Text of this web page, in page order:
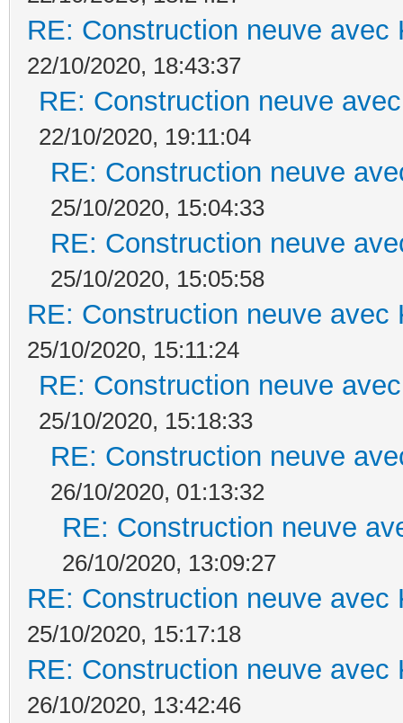
RE: Construction neuve avec
22/10/2020, 18:43:37
RE: Construction neuve
22/10/2020, 19:11:04
RE: Construction neuve
25/10/2020, 15:04:33
RE: Construction neuve
25/10/2020, 15:05:58
RE: Construction neuve avec
25/10/2020, 15:11:24
RE: Construction neuve
25/10/2020, 15:18:33
RE: Construction neuve
26/10/2020, 01:13:32
RE: Construction neuve
26/10/2020, 13:09:27
RE: Construction neuve avec
25/10/2020, 15:17:18
RE: Construction neuve avec
26/10/2020, 13:42:46